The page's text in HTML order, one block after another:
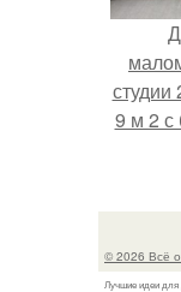
студии
9 м 2 с
© 2026 Всё
Лучшие идеи для